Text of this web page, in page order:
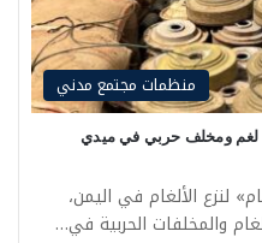
منظمات مجتمع مدني
يتلف أكثر من 4 آلاف لغم ومخلف حربي في ميدي
لنزع الألغام في اليمن،